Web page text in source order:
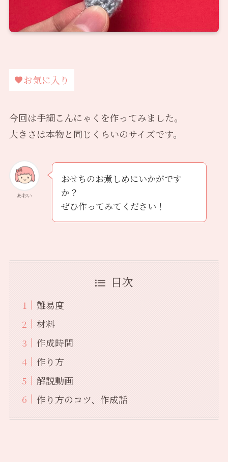
お気に入り
今回は手綱こんにゃくを作ってみました。
大きさは本物と同じくらいのサイズです。
あおい
おせちのお煮しめにいかがです
か？
ぜひ作ってみてください！
目次
難易度
材料
作成時間
作り方
解説動画
作り方のコツ、作成話